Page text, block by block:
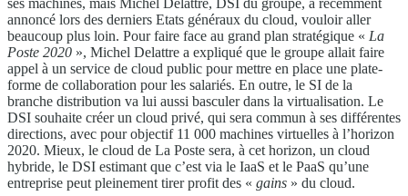
annoncé lors des derniers Etats généraux du cloud, vouloir aller
beaucoup plus loin. Pour faire face au grand plan stratégique « La
Poste 2020 », Michel Delattre a expliqué que le groupe allait faire
appel à un service de cloud public pour mettre en place une plate-
forme de collaboration pour les salariés. En outre, le SI de la
branche distribution va lui aussi basculer dans la virtualisation. Le
DSI souhaite créer un cloud privé, qui sera commun à ses différentes
directions, avec pour objectif 11 000 machines virtuelles à l’horizon
2020. Mieux, le cloud de La Poste sera, à cet horizon, un cloud
hybride, le DSI estimant que c’est via le IaaS et le PaaS qu’une
entreprise peut pleinement tirer profit des « gains » du cloud.